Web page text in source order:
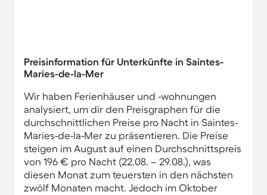
Preisinformation für Unterkünfte in Saintes-
Maries-de-la-Mer
Wir haben Ferienhäuser und -wohnungen
analysiert, um dir den Preisgraphen für die
durchschnittlichen Preise pro Nacht in Saintes-
Maries-de-la-Mer zu präsentieren. Die Preise
steigen im August auf einen Durchschnittspreis
von 196 € pro Nacht (22.08. – 29.08.), was
diesen Monat zum teuersten in den nächsten
zwölf Monaten macht. Jedoch im Oktober